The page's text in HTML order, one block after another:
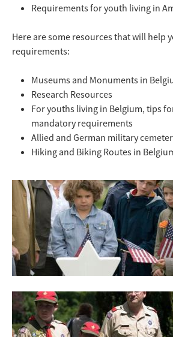
Requirements for youth living in
Here are some resources that will help
requirements:
Museums and Monuments in
Research Resources
For youths living in Belgium, tips
mandatory requirements
Allied and German military
Hiking and Biking Routes in